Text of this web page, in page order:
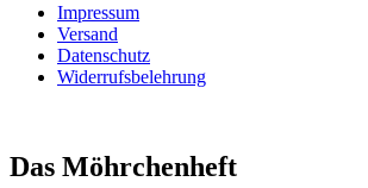
Impressum
Versand
Datenschutz
Widerrufsbelehrung
Das Möhrchenheft